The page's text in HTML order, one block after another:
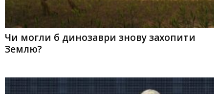
Чи могли б динозаври знову захопити
Землю?